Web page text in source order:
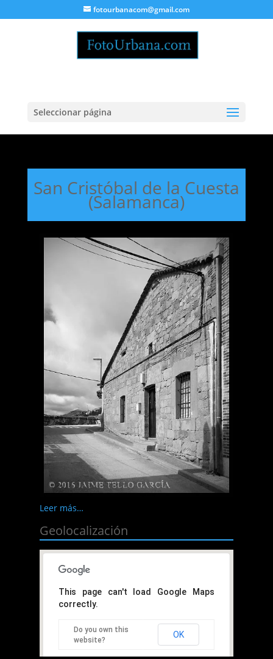
fotourbanacom@gmail.com
Seleccionar página
San Cristóbal de la Cuesta
(Salamanca)
Leer más…
Geolocalización
This page can't load Google Maps
correctly.
Do you own this
website?
OK